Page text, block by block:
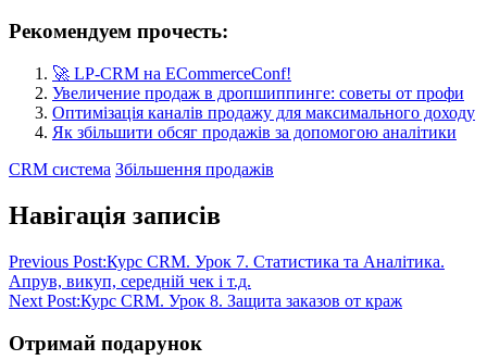
Рекомендуем прочесть:
🚀 LP-CRM на ECommerceConf!
Увеличение продаж в дропшиппинге: советы от профи
Оптимізація каналів продажу для максимального доходу
Як збільшити обсяг продажів за допомогою аналітики
CRM система Збільшення продажів
Навігація записів
Previous Post:Курс CRM. Урок 7. Статистика та Аналітика.
Апрув, викуп, середній чек і т.д.
Next Post:Курс CRM. Урок 8. Защита заказов от краж
Отримай подарунок